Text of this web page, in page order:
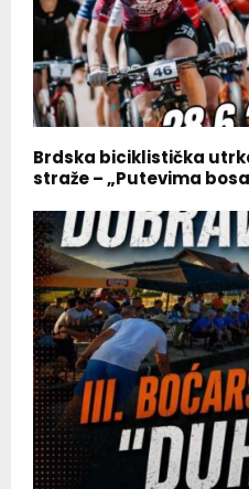
Brdska biciklistička
straže – „Putevima